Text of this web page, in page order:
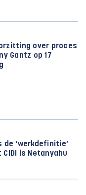
over proces
Gantz op 17
de ‘werkdefinitie’
is Netanyahu